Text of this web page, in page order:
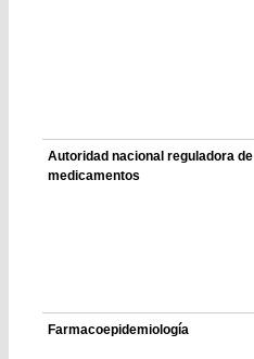
Autoridad nacional reguladora de
medicamentos
Farmacoepidemiología